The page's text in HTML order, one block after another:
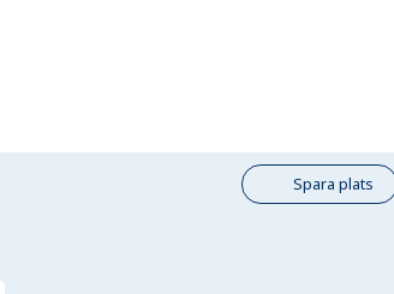
Spara plats